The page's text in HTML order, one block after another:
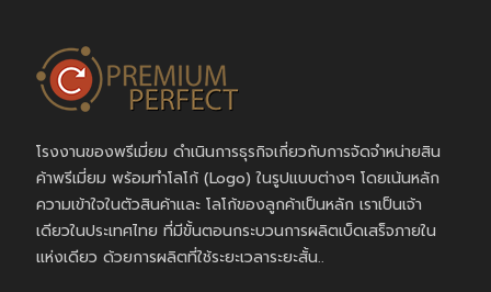
โรงงานของพรีเมี่ยม ดำเนินการธุรกิจเกี่ยวกับการจัดจำหน่ายสิน
ค้าพรีเมี่ยม พร้อมทำโลโก้ (Logo) ในรูปแบบต่างๆ โดยเน้นหลัก
ความเข้าใจในตัวสินค้าและ โลโก้ของลูกค้าเป็นหลัก เราเป็นเจ้า
เดียวในประเทศไทย ที่มีขั้นตอนกระบวนการผลิตเบ็ดเสร็จภายใน
แห่งเดียว ด้วยการผลิตที่ใช้ระยะเวลาระยะสั้น..